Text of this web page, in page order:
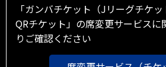
「ガンバチケット（Jリーグチケ
QRチケット」の席変更サービスに
りご確認ください